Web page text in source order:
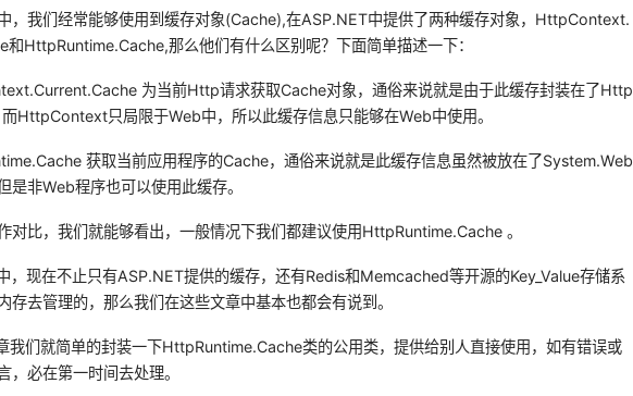
，我们经常能够使用到缓存对象(Cache),在ASP.NET中提供了两种缓存对象，HttpContext.
和HttpRuntime.Cache,那么他们有什么区别呢？下面简单描述一下：
为当前Http请求获取Cache对象，通俗来说就是由于此缓存封装在了Http
HttpContext只局限于Web中，所以此缓存信息只能够在Web中使用。
获取当前应用程序的Cache，通俗来说就是此缓存信息虽然被放在了System.Web
是非Web程序也可以使用此缓存。
对比，我们就能够看出，一般情况下我们都建议使用HttpRuntime.Cache 。
，现在不止只有ASP.NET提供的缓存，还有Redis和Memcached等开源的Key_Value存储系
存去管理的，那么我们在这些文章中基本也都会有说到。
我们就简单的封装一下HttpRuntime.Cache类的公用类，提供给别人直接使用，如有错误或
，必在第一时间去处理。